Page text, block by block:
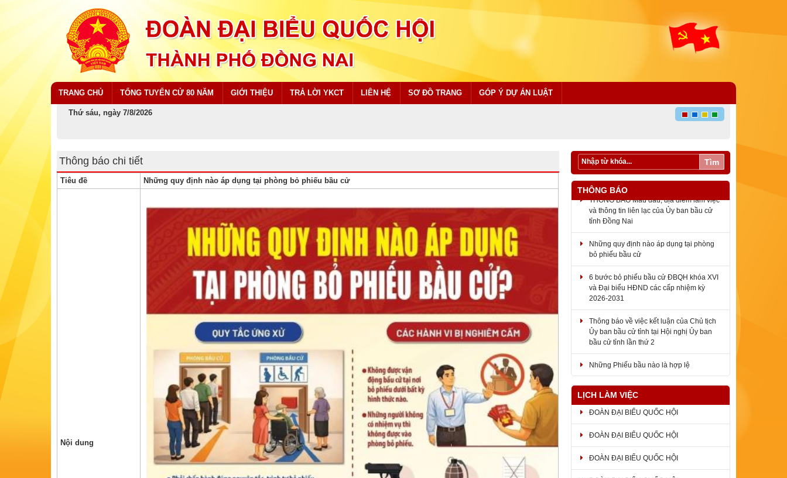
TRANG CHỦ TỔNG TUYỂN CỬ 80 NĂM GIỚI THIỆU TRẢ LỜI YKCT LIÊN HỆ SƠ ĐỒ TRANG GÓP Ý DỰ ÁN LUẬT
Thứ sáu, ngày 7/8/2026
Tìm
Thông báo chi tiết
Tiêu đề Những quy định nào áp dụng tại phòng bỏ phiếu bầu cử
Nội dung
THÔNG BÁO
THÔNG BÁO Mẫu dấu, địa điểm làm việc
và thông tin liên lạc của Ủy ban bầu cử
tỉnh Đồng Nai
bỏ phiếu bầu cử
và Đại biểu HĐND các cấp nhiệm kỳ
2026-2031
Ủy ban bầu cử tỉnh tại Hội nghị Ủy ban
bầu cử tỉnh lần thứ 2
LỊCH LÀM VIỆC
ĐOÀN ĐẠI BIỂU QUỐC HỘI
ĐOÀN ĐẠI BIỂU QUỐC HỘI
ĐOÀN ĐẠI BIỂU QUỐC HỘI